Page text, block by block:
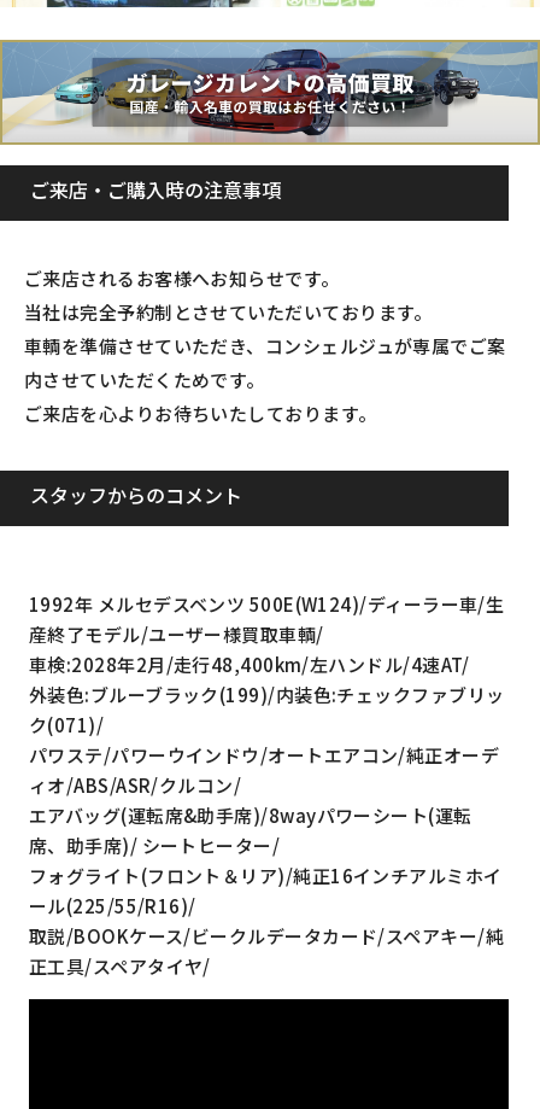
ご来店・ご購入時の注意事項
ご来店されるお客様へお知らせです。
当社は完全予約制とさせていただいております。
車輌を準備させていただき、コンシェルジュが専属でご案
内させていただくためです。
ご来店を心よりお待ちいたしております。
スタッフからのコメント
1992年 メルセデスベンツ 500E(W124)/ディーラー車/生
産終了モデル/ユーザー様買取車輌/
車検:2028年2月/走行48,400km/左ハンドル/4速AT/
外装色:ブルーブラック(199)/内装色:チェックファブリッ
ク(071)/
パワステ/パワーウインドウ/オートエアコン/純正オーデ
ィオ/ABS/ASR/クルコン/
エアバッグ(運転席&助手席)/8wayパワーシート(運転
席、助手席)/ シートヒーター/
フォグライト(フロント＆リア)/純正16インチアルミホイ
ール(225/55/R16)/
取説/BOOKケース/ビークルデータカード/スペアキー/純
正工具/スペアタイヤ/